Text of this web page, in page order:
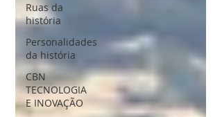
Ruas da
história
Personalidades
da história
CBN
TECNOLOGIA
E INOVAÇÃO